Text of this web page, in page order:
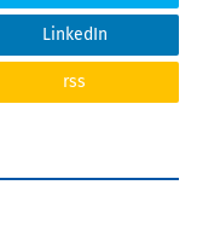
LinkedIn
rss